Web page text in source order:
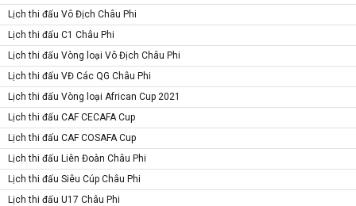
Lịch thi đấu Vô Địch Châu Phi
Lịch thi đấu C1 Châu Phi
Lịch thi đấu Vòng loại Vô Địch Châu Phi
Lịch thi đấu VĐ Các QG Châu Phi
Lịch thi đấu Vòng loại African Cup 2021
Lịch thi đấu CAF CECAFA Cup
Lịch thi đấu CAF COSAFA Cup
Lịch thi đấu Liên Đoàn Châu Phi
Lịch thi đấu Siêu Cúp Châu Phi
Lịch thi đấu U17 Châu Phi